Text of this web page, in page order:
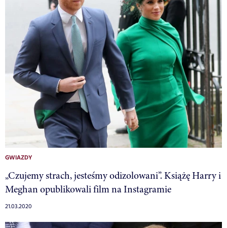
GWIAZDY
„Czujemy strach, jesteśmy odizolowani”. Książę Harry i
Meghan opublikowali film na Instagramie
21.03.2020